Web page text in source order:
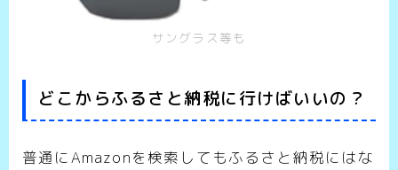
サングラス等も
どこからふるさと納税に行けばいいの？
普通にAmazonを検索してもふるさと納税にはな